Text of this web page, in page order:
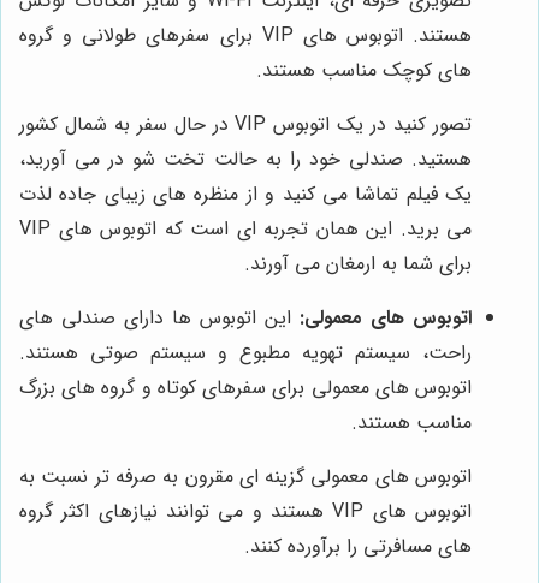
هستند. اتوبوس های VIP برای سفرهای طولانی و گروه
های کوچک مناسب هستند.
تصور کنید در یک اتوبوس VIP در حال سفر به شمال کشور
هستید. صندلی خود را به حالت تخت شو در می آورید،
یک فیلم تماشا می کنید و از منظره های زیبای جاده لذت
می برید. این همان تجربه ای است که اتوبوس های VIP
برای شما به ارمغان می آورند.
اتوبوس های معمولی: این اتوبوس ها دارای صندلی های
راحت، سیستم تهویه مطبوع و سیستم صوتی هستند.
اتوبوس های معمولی برای سفرهای کوتاه و گروه های بزرگ
مناسب هستند.
اتوبوس های معمولی گزینه ای مقرون به صرفه تر نسبت به
اتوبوس های VIP هستند و می توانند نیازهای اکثر گروه
های مسافرتی را برآورده کنند.